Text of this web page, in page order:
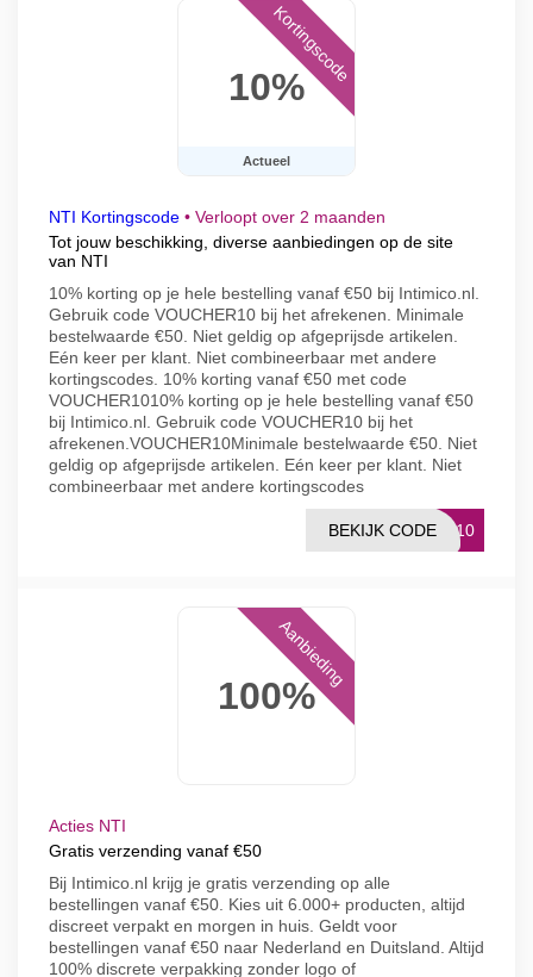
10%
Actueel
Kortingscode
NTI Kortingscode • Verloopt over 2 maanden
Tot jouw beschikking, diverse aanbiedingen op de site
van NTI
10% korting op je hele bestelling vanaf €50 bij Intimico.nl.
Gebruik code VOUCHER10 bij het afrekenen. Minimale
bestelwaarde €50. Niet geldig op afgeprijsde artikelen.
Eén keer per klant. Niet combineerbaar met andere
kortingscodes. 10% korting vanaf €50 met code
VOUCHER1010% korting op je hele bestelling vanaf €50
bij Intimico.nl. Gebruik code VOUCHER10 bij het
afrekenen.VOUCHER10Minimale bestelwaarde €50. Niet
geldig op afgeprijsde artikelen. Eén keer per klant. Niet
combineerbaar met andere kortingscodes
ER10
BEKIJK CODE
100%
Aanbieding
Acties NTI
Gratis verzending vanaf €50
Bij Intimico.nl krijg je gratis verzending op alle
bestellingen vanaf €50. Kies uit 6.000+ producten, altijd
discreet verpakt en morgen in huis. Geldt voor
bestellingen vanaf €50 naar Nederland en Duitsland. Altijd
100% discrete verpakking zonder logo of